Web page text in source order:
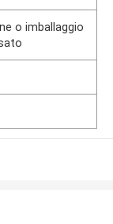
o imballaggio